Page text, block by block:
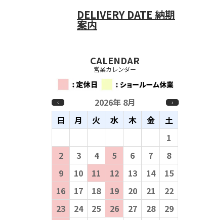
DELIVERY DATE 納期
案内
CALENDAR
営業カレンダー
‹ 2026年 8月 ›
日 月 火 水 木 金
土
1
2
3 4 5 6 7
8
9
10 11 12 13 14
15
16
17 18 19 20 21
22
23
24 25 26 27 28 29